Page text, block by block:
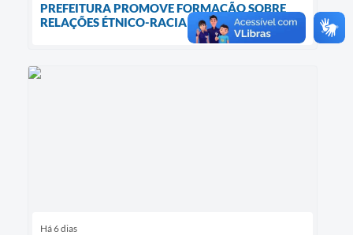
PREFEITURA PROMOVE FORMAÇÃO SOBRE
RELAÇÕES ÉTNICO-RACIAIS
Há 6 dias